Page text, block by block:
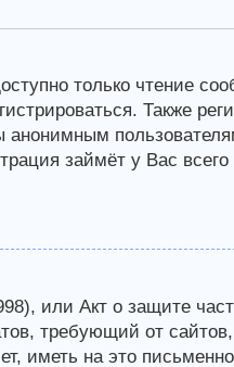
только чтение
Также
займёт у Вас
или Акт о защите
требующий от
иметь на это